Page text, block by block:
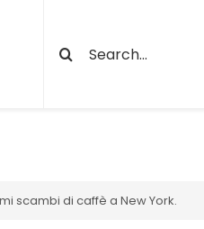
Cerca
per:
scambi di caffè a New York.